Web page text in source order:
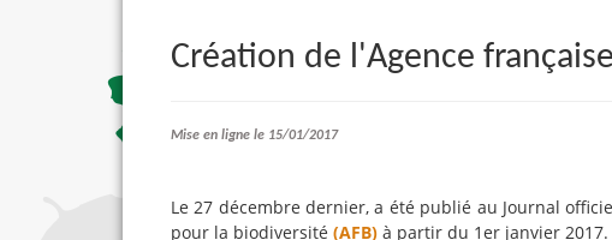
Création de l'Agence
Mise en ligne le 15/01/2017
Le 27 décembre dernier, a été publié au Journal
pour la biodiversité (AFB) à partir du 1er janvier 2017.